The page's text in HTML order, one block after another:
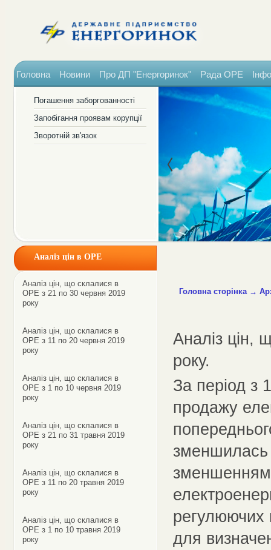
Головна Новини Про ДП "Енергоринок" Рада ОРЕ
Погашення заборгованності
Запобігання проявам корупції
Зворотній зв'язок
Аналіз цін в ОРЕ
Аналіз цін, що склалися в
ОРЕ з 21 по 30 червня 2019
року
Аналіз цін, що склалися в
ОРЕ з 11 по 20 червня 2019
року
Аналіз цін, що склалися в
ОРЕ з 1 по 10 червня 2019
року
Аналіз цін, що склалися в
ОРЕ з 21 по 31 травня 2019
року
Аналіз цін, що склалися в
ОРЕ з 11 по 20 травня 2019
року
Аналіз цін, що склалися в
ОРЕ з 1 по 10 травня 2019
року
Головна сторінка→
Аналіз цін,
року.
За період з
продажу
зменшенням
регулюючих
для